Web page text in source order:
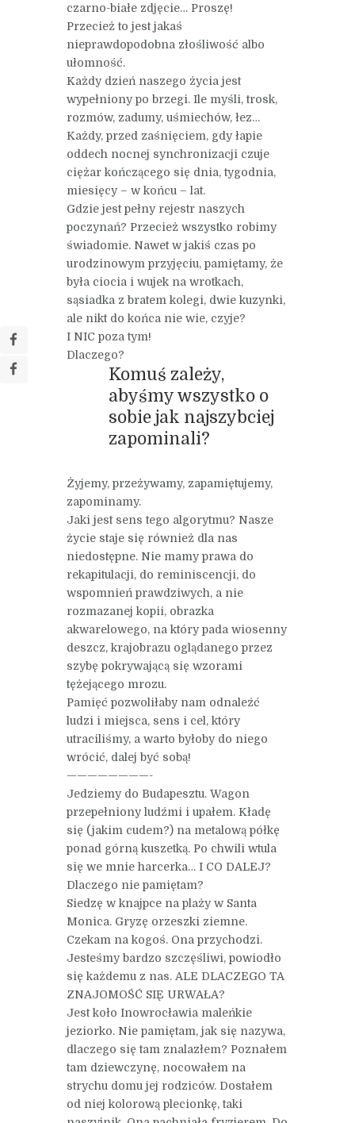
czarno-białe zdjęcie… Proszę!
Przecież to jest jakaś
nieprawdopodobna złośliwość albo
ułomność.
Każdy dzień naszego życia jest
wypełniony po brzegi. Ile myśli, trosk,
rozmów, zadumy, uśmiechów, łez…
Każdy, przed zaśnięciem, gdy łapie
oddech nocnej synchronizacji czuje
ciężar kończącego się dnia, tygodnia,
miesięcy – w końcu – lat.
Gdzie jest pełny rejestr naszych
poczynań? Przecież wszystko robimy
świadomie. Nawet w jakiś czas po
urodzinowym przyjęciu, pamiętamy, że
była ciocia i wujek na wrotkach,
sąsiadka z bratem kolegi, dwie kuzynki,
ale nikt do końca nie wie, czyje?
I NIC poza tym!
Dlaczego?
Komuś zależy,
abyśmy wszystko o
sobie jak najszybciej
zapominali?
Żyjemy, przeżywamy, zapamiętujemy,
zapominamy.
Jaki jest sens tego algorytmu? Nasze
życie staje się również dla nas
niedostępne. Nie mamy prawa do
rekapitulacji, do reminiscencji, do
wspomnień prawdziwych, a nie
rozmazanej kopii, obrazka
akwarelowego, na który pada wiosenny
deszcz, krajobrazu oglądanego przez
szybę pokrywającą się wzorami
tężejącego mrozu.
Pamięć pozwoliłaby nam odnaleźć
ludzi i miejsca, sens i cel, który
utraciliśmy, a warto byłoby do niego
wrócić, dalej być sobą!
————————-
Jedziemy do Budapesztu. Wagon
przepełniony ludźmi i upałem. Kładę
się (jakim cudem?) na metalową półkę
ponad górną kuszetką. Po chwili wtula
się we mnie harcerka… I CO DALEJ?
Dlaczego nie pamiętam?
Siedzę w knajpce na plaży w Santa
Monica. Gryzę orzeszki ziemne.
Czekam na kogoś. Ona przychodzi.
Jesteśmy bardzo szczęśliwi, powiodło
się każdemu z nas. ALE DLACZEGO TA
ZNAJOMOŚĆ SIĘ URWAŁA?
Jest koło Inowrocławia maleńkie
jeziorko. Nie pamiętam, jak się nazywa,
dlaczego się tam znalazłem? Poznałem
tam dziewczynę, nocowałem na
strychu domu jej rodziców. Dostałem
od niej kolorową plecionkę, taki